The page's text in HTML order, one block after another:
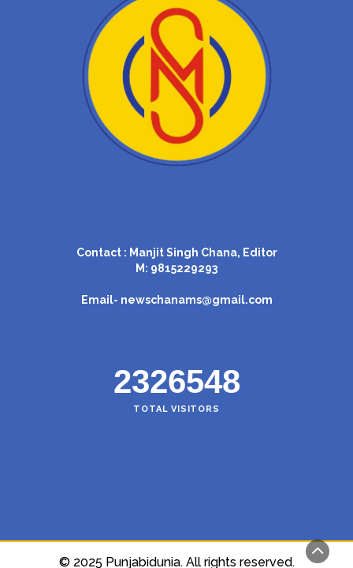
Contact : Manjit Singh Chana, Editor
M: 9815229293
Email- newschanams@gmail.com
2326548
TOTAL VISITORS
© 2025 Punjabidunia. All rights reserved.